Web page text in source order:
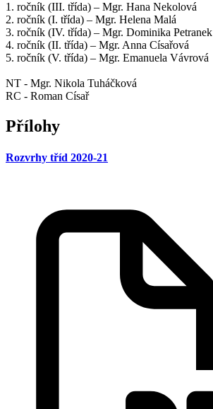
1. ročník (III. třída) – Mgr. Hana Nekolová
2. ročník (I. třída) – Mgr. Helena Malá
3. ročník (IV. třída) – Mgr. Dominika Petranek
4. ročník (II. třída) – Mgr. Anna Císařová
5. ročník (V. třída) – Mgr. Emanuela Vávrová
NT - Mgr. Nikola Tuháčková
RC - Roman Císař
Přílohy
Rozvrhy tříd 2020-21